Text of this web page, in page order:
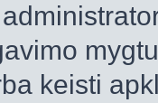
keisti